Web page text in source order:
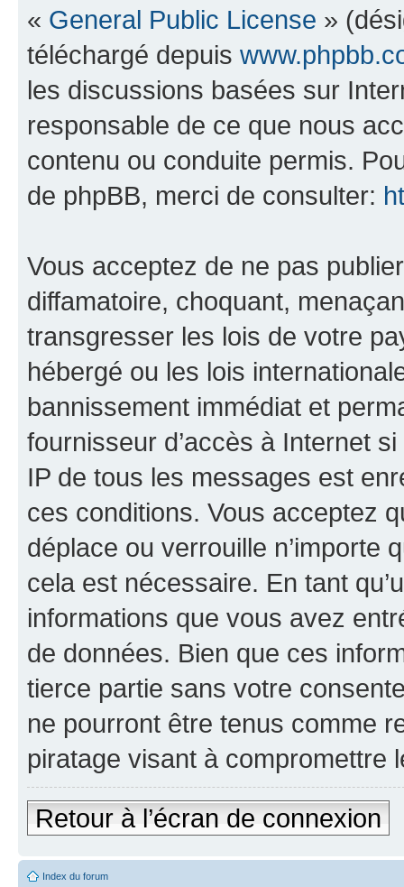
« General Public License »
téléchargé depuis
les discussions basées sur
responsable de ce que nous
contenu ou conduite permis.
de phpBB, merci de consulter:
Vous acceptez de ne pas
diffamatoire, choquant,
transgresser les lois de votre
hébergé ou les lois
bannissement immédiat et
fournisseur d’accès à Internet
IP de tous les messages est
ces conditions. Vous acceptez
déplace ou verrouille n’importe
cela est nécessaire. En tant
informations que vous avez
de données. Bien que ces
tierce partie sans votre
ne pourront être tenus comme
piratage visant à compromettre
Retour à l’écran de connexion
Index du forum